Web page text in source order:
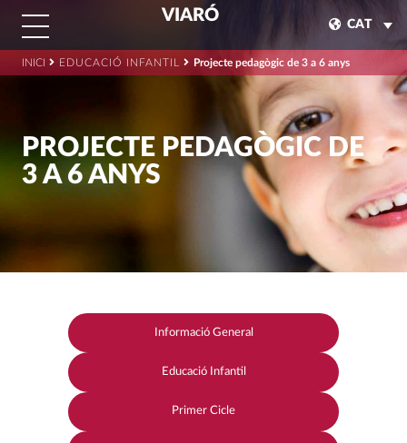
VIARÓ
CAT
INICI EDUCACIÓ INFANTIL Projecte pedagògic de 3 a 6 anys
PROJECTE PEDAGÒGIC DE
3 A 6 ANYS
Informació General
Educació Infantil
Primer Cicle